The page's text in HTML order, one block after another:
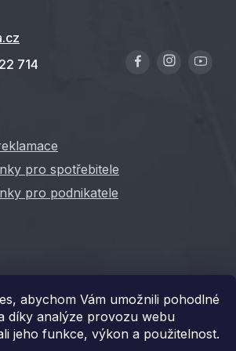
abychom Vám umožnili pohodlné
díky analýze provozu webu
jeho funkce, výkon a použitelnost.
714
pro spotřebitele
pro podnikatele